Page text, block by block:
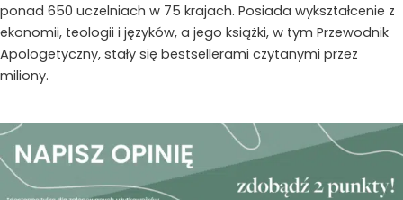
ponad 650 uczelniach w 75 krajach. Posiada wykształcenie z
ekonomii, teologii i języków, a jego książki, w tym Przewodnik
Apologetyczny, stały się bestsellerami czytanymi przez
miliony.